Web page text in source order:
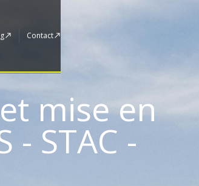
Contact
mise en
STAC -